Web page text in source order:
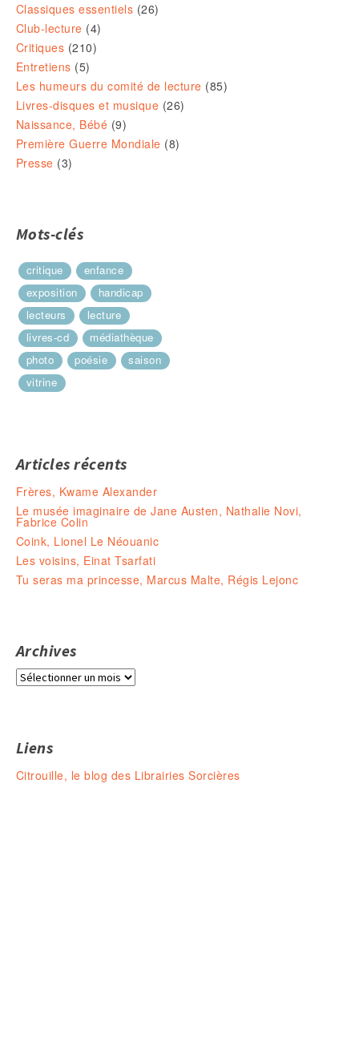
Classiques essentiels (26)
Club-lecture (4)
Critiques (210)
Entretiens (5)
Les humeurs du comité de lecture (85)
Livres-disques et musique (26)
Naissance, Bébé (9)
Première Guerre Mondiale (8)
Presse (3)
Mots-clés
critique
enfance
exposition
handicap
lecteurs
lecture
livres-cd
médiathèque
photo
poésie
saison
vitrine
Articles récents
Frères, Kwame Alexander
Le musée imaginaire de Jane Austen, Nathalie Novi,
Fabrice Colin
Coink, Lionel Le Néouanic
Les voisins, Einat Tsarfati
Tu seras ma princesse, Marcus Malte, Régis Lejonc
Archives
Archives
Liens
Citrouille, le blog des Librairies Sorcières